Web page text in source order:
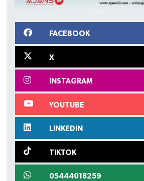
FACEBOOK
X
INSTAGRAM
YOUTUBE
LINKEDIN
TIKTOK
05444018259